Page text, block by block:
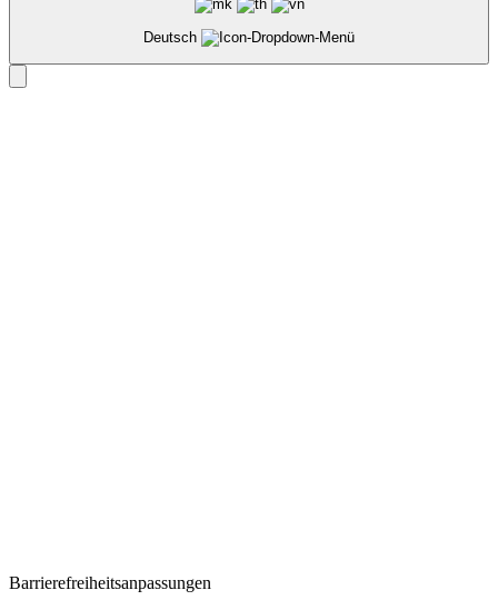
Deutsch
Barrierefreiheitsanpassungen